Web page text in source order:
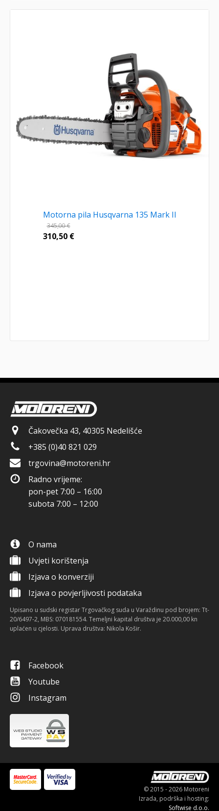
Motorna pila Husqvarna 135 Mark II
345,00€
310,50 €
Čakovečka 43, 40305 Nedelišće
+385 (0)40 821 029
trgovina@motoreni.hr
Radno vrijeme:
pon-pet 7:00 – 16:00
subota 7:00 – 12:00
O nama
Uvjeti korištenja
Izjava o konverziji
Izjava o povjerljivosti podataka
Upisano u sudski registar Trgovačkog suda u Varaždinu pod brojem: Tt-
20/6497-2, MBS: 070181554. Temeljni kapital društva je 20.000,00 kn
uplaćen u cjelosti. Uprava društva: Nikola Košir.
Facebook
Youtube
Instagram
© 2015 - 2026 Motoreni
Izrada, podrška i hosting:
Softwise d.o.o.